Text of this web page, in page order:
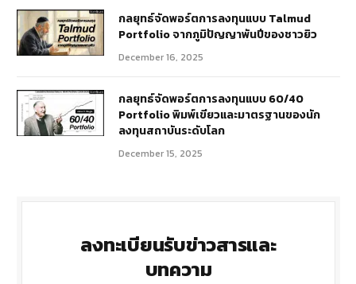
กลยุทธ์จัดพอร์ตการลงทุนแบบ Talmud
Portfolio จากภูมิปัญญาพันปีของชาวยิว
December 16, 2025
กลยุทธ์จัดพอร์ตการลงทุนแบบ 60/40
Portfolio พิมพ์เขียวและมาตรฐานของนัก
ลงทุนสถาบันระดับโลก
December 15, 2025
ลงทะเบียนรับข่าวสารและ
บทความ